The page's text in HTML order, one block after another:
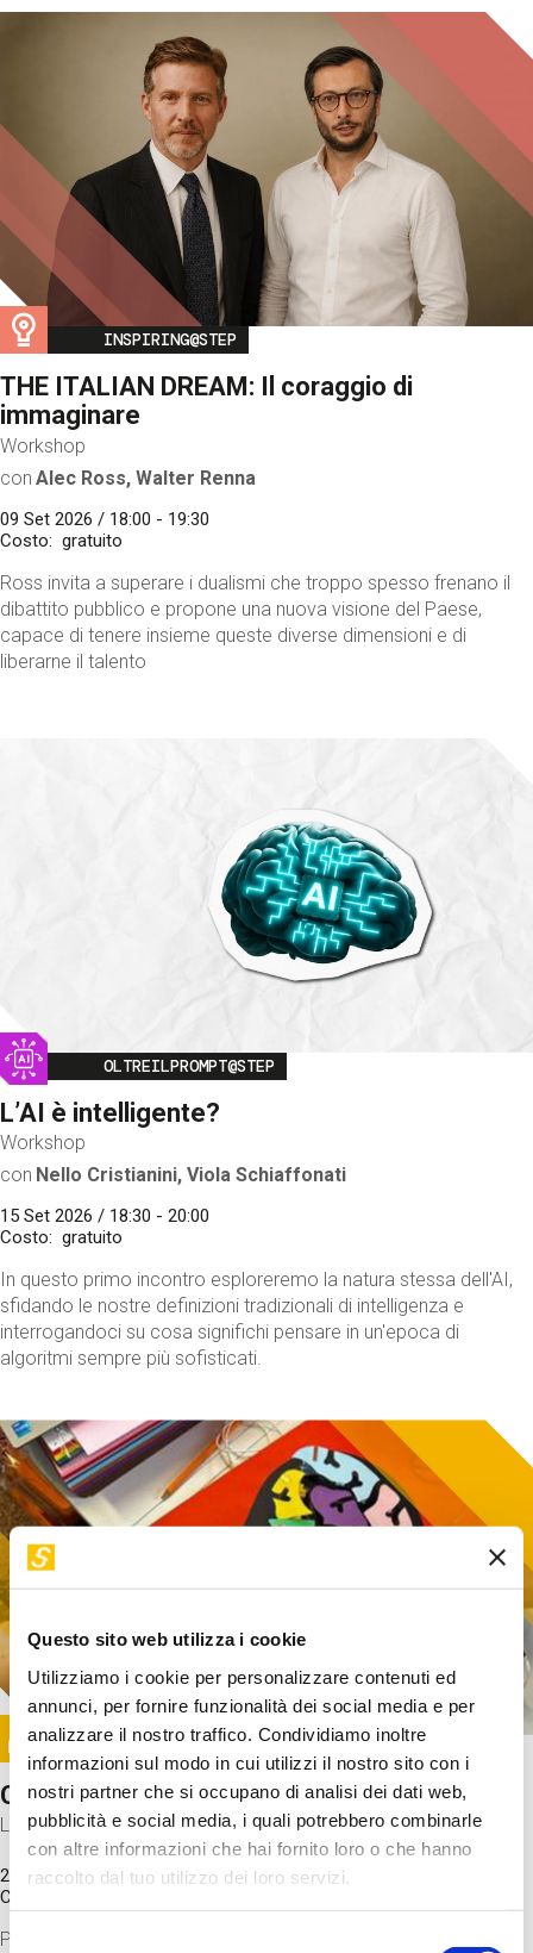
Questo sito web utilizza i cookie
Utilizziamo i cookie per personalizzare contenuti ed
annunci, per fornire funzionalità dei social media e per
analizzare il nostro traffico. Condividiamo inoltre
informazioni sul modo in cui utilizzi il nostro sito con i
nostri partner che si occupano di analisi dei dati web,
pubblicità e social media, i quali potrebbero combinarle
con altre informazioni che hai fornito loro o che hanno
raccolto dal tuo utilizzo dei loro servizi.
Selezione
Image
INSPIRING@STEP
THE ITALIAN DREAM: Il coraggio di
immaginare
Workshop
con Alec Ross, Walter Renna
09 Set 2026 / 18:00 - 19:30
Costo
gratuito
Ross invita a superare i dualismi che troppo spesso frenano il
dibattito pubblico e propone una nuova visione del Paese,
capace di tenere insieme queste diverse dimensioni e di
liberarne il talento
Image
OLTREILPROMPT@STEP
L’AI è intelligente?
Workshop
con Nello Cristianini, Viola Schiaffonati
15 Set 2026 / 18:30 - 20:00
Costo
gratuito
In questo primo incontro esploreremo la natura stessa dell'AI,
sfidando le nostre definizioni tradizionali di intelligenza e
interrogandoci su cosa significhi pensare in un'epoca di
algoritmi sempre più sofisticati.
Image
SUNDAY@STEP
Come funziona il cervello?
Laboratorio
20 Set 2026 / 11:15 - 13:00
Costo
Proveremo a costruire un cervello in cartoncino cercando di